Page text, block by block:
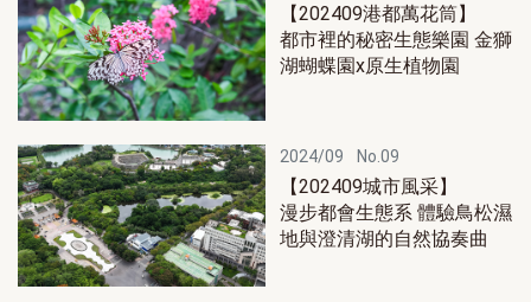
【202409港都萬花筒】
都市裡的秘密生態樂園 金獅
湖蝴蝶園x原生植物園
2024/09 No.09
【202409城市風采】
漫步都會生態系 體驗鳥松濕
地與澄清湖的自然協奏曲